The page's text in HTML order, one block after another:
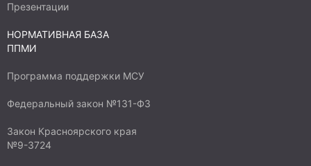
Презентации
НОРМАТИВНАЯ БАЗА
ППМИ
Программа поддержки МСУ
Федеральный закон №131-ФЗ
Закон Красноярского края
№9-3724